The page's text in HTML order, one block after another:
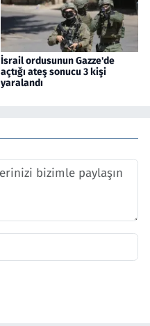
İsrail ordusunun Gazze'de
açtığı ateş sonucu 3 kişi
yaralandı